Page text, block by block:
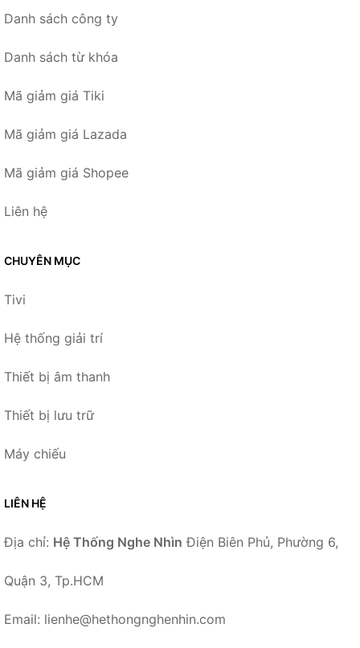
Danh sách công ty
Danh sách từ khóa
Mã giảm giá Tiki
Mã giảm giá Lazada
Mã giảm giá Shopee
Liên hệ
CHUYÊN MỤC
Tivi
Hệ thống giải trí
Thiết bị âm thanh
Thiết bị lưu trữ
Máy chiếu
LIÊN HỆ
Địa chỉ: Hệ Thống Nghe Nhìn Điện Biên Phủ, Phường 6,
Quận 3, Tp.HCM
Email: lienhe@hethongnghenhin.com